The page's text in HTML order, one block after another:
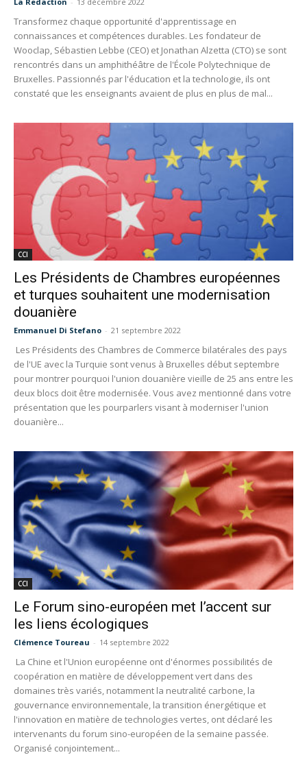
Transformez chaque opportunité d'apprentissage en
connaissances et compétences durables. Les fondateur de
Wooclap, Sébastien Lebbe (CEO) et Jonathan Alzetta (CTO) se sont
rencontrés dans un amphithéâtre de l'École Polytechnique de
Bruxelles. Passionnés par l'éducation et la technologie, ils ont
constaté que les enseignants avaient de plus en plus de mal...
CCI
Les Présidents de Chambres européennes
et turques souhaitent une modernisation
douanière
Emmanuel Di Stefano - 21 septembre 2022
Les Présidents des Chambres de Commerce bilatérales des pays
de l'UE avec la Turquie sont venus à Bruxelles début septembre
pour montrer pourquoi l'union douanière vieille de 25 ans entre les
deux blocs doit être modernisée. Vous avez mentionné dans votre
présentation que les pourparlers visant à moderniser l'union
douanière...
CCI
Le Forum sino-européen met l’accent sur
les liens écologiques
Clémence Toureau - 14 septembre 2022
La Chine et l'Union européenne ont d'énormes possibilités de
coopération en matière de développement vert dans des
domaines très variés, notamment la neutralité carbone, la
gouvernance environnementale, la transition énergétique et
l'innovation en matière de technologies vertes, ont déclaré les
intervenants du forum sino-européen de la semaine passée.
Organisé conjointement...